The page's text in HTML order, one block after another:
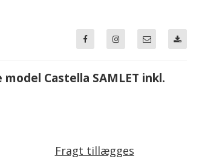
Castella SAMLET inkl.
Fragt tillægges